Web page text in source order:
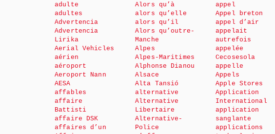
adulte
adultes
Advertencia
Advertencia
Lirika
Aerial Vehicles
aérien
aéroport
Aeroport Nann
AESA
affables
affaire
Battisti
affaire DSK
affaires d’un
Alors qu’à
alors qu’elle
alors qu’il
Alors qu’outre-
Manche
Alpes
Alpes-Maritimes
Alphonse Dianou
Alsace
Alta Tansió
alternative
Alternative
Libertaire
Alternative-
Police
appel
Appel breton
appel d’air
appelait
autrefois
appelée
Cecosesola
appelle
Appels
Apple Stores
Application
International
application
sanglante
applications